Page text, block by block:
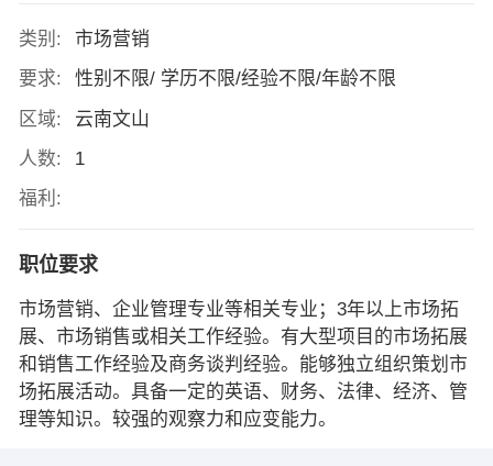
类别:
市场营销
要求:
性别不限/ 学历不限/经验不限/年龄不限
区域:
云南文山
人数:
1
福利:
职位要求
市场营销、企业管理专业等相关专业；3年以上市场拓
展、市场销售或相关工作经验。有大型项目的市场拓展
和销售工作经验及商务谈判经验。能够独立组织策划市
场拓展活动。具备一定的英语、财务、法律、经济、管
理等知识。较强的观察力和应变能力。